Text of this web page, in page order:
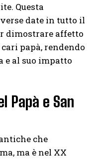
Questa
date in tutto il
dimostrare affetto
papà, rendendo
e al suo impatto
Papà e San
che
ma è nel XX